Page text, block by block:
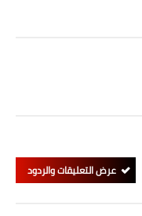
عرض التعليقات والردود